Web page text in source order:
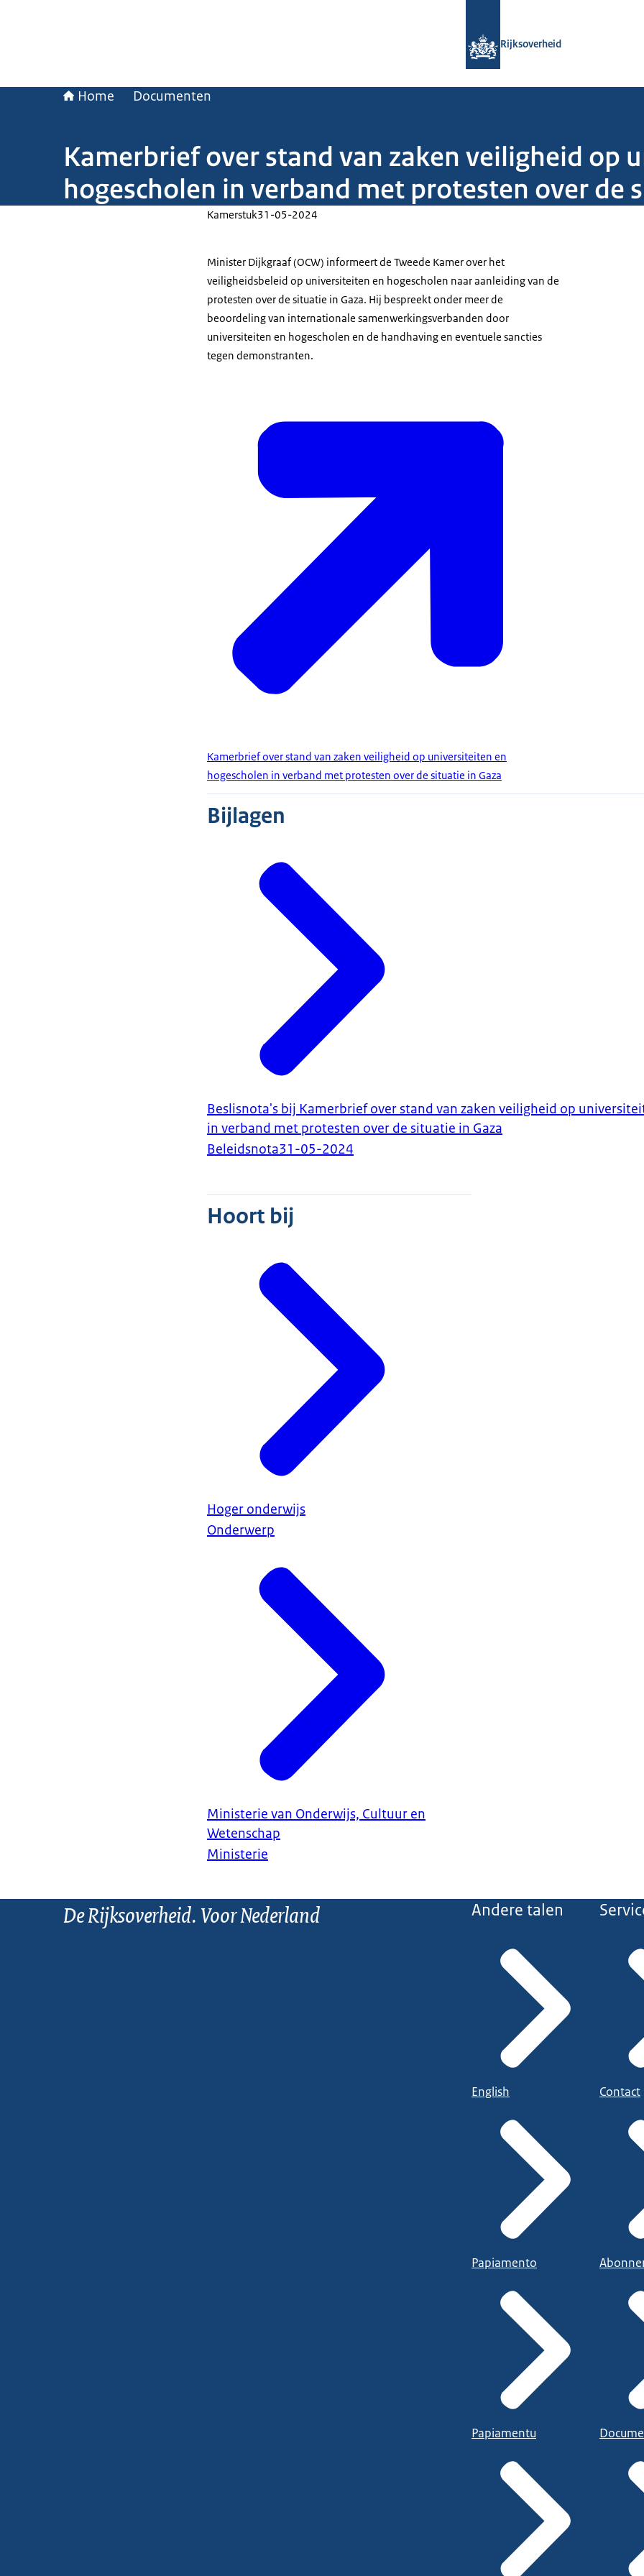
Rijksoverheid
Home Documenten
Kamerbrief over stand van zaken veiligheid op
hogescholen in verband met protesten over de
Kamerstuk31-05-2024
Minister Dijkgraaf (OCW) informeert de Tweede Kamer over het
veiligheidsbeleid op universiteiten en hogescholen naar aanleiding van de
protesten over de situatie in Gaza. Hij bespreekt onder meer de
beoordeling van internationale samenwerkingsverbanden door
universiteiten en hogescholen en de handhaving en eventuele sancties
tegen demonstranten.
Kamerbrief over stand van zaken veiligheid op universiteiten en
hogescholen in verband met protesten over de situatie in Gaza
Bijlagen
Beslisnota's bij Kamerbrief over stand van zaken veiligheid op
in verband met protesten over de situatie in Gaza
Beleidsnota31-05-2024
Hoort bij
Hoger onderwijs
Onderwerp
Ministerie van Onderwijs, Cultuur en
Wetenschap
Ministerie
De Rijksoverheid. Voor Nederland Andere talen
English
Papiamento
Papiamentu
Contact